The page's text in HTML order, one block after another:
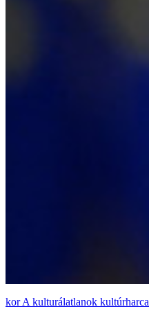
A kulturálatlanok kultúrharca